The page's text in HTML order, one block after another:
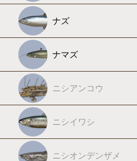
ナズ
ナマズ
ニシアンコウ
ニシイワシ
ニシオンデンザメ